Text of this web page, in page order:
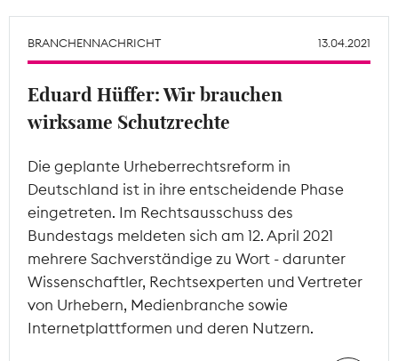
BRANCHENNACHRICHT 13.04.2021
Eduard Hüffer: Wir brauchen
wirksame Schutzrechte
Die geplante Urheberrechtsreform in
Deutschland ist in ihre entscheidende Phase
eingetreten. Im Rechtsausschuss des
Bundestags meldeten sich am 12. April 2021
mehrere Sachverständige zu Wort - darunter
Wissenschaftler, Rechtsexperten und Vertreter
von Urhebern, Medienbranche sowie
Internetplattformen und deren Nutzern.